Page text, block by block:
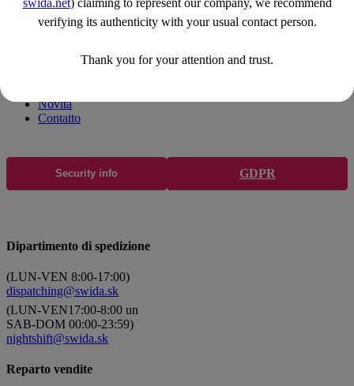
verifying its authenticity with your usual contact person.
Thank you for your attention and trust.
Navigazione
SWIDA app
Novità
Contatto
Security info GDPR
Dipartimento di spedizione
(LUN-VEN 8:00-17:00)
dispatching@swida.sk
(LUN-VEN17:00-8:00 un
SAB-DOM 00:00-23:59)
nightshift@swida.sk
Reparto vendite